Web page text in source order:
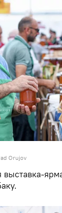
Orujov
выставка-